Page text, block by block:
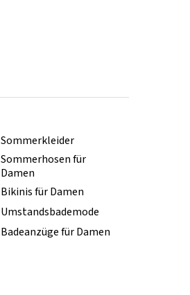
Sommerkleider
Sommerhosen für
Damen
Bikinis für Damen
Umstandsbademode
Badeanzüge für Damen